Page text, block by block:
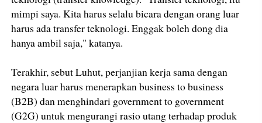
mimpi saya. Kita harus selalu bicara dengan orang luar
harus ada transfer teknologi. Enggak boleh dong dia
hanya ambil saja," katanya.
Terakhir, sebut Luhut, perjanjian kerja sama dengan
negara luar harus menerapkan business to business
(B2B) dan menghindari government to government
(G2G) untuk mengurangi rasio utang terhadap produk